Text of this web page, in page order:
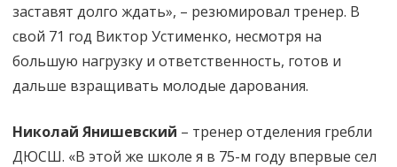
заставят долго ждать», – резюмировал тренер. В
свой 71 год Виктор Устименко, несмотря на
большую нагрузку и ответственность, готов и
дальше взращивать молодые дарования.
Николай Янишевский – тренер отделения гребли
ДЮСШ. «В этой же школе я в 75-м году впервые сел